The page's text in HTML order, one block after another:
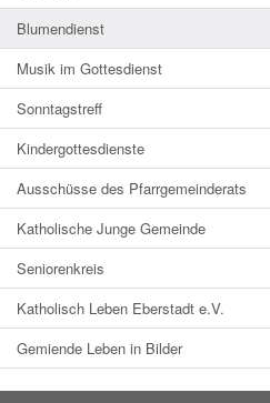
Blumendienst
Musik im Gottesdienst
Sonntagstreff
Kindergottesdienste
Ausschüsse des Pfarrgemeinderats
Katholische Junge Gemeinde
Seniorenkreis
Katholisch Leben Eberstadt e.V.
Gemiende Leben in Bilder